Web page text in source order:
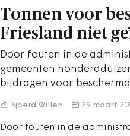
Tonnen voor
Friesland niet
Door fouten in de
gemeenten
bijdragen voor
Sjoerd Willen 29 maart
Door fouten in de